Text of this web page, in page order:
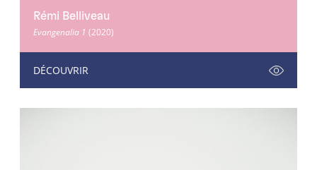
Rémi Belliveau
Evangenalia 1 (2020)
DÉCOUVRIR